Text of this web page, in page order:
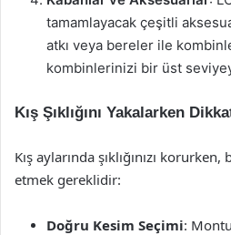
tamamlayacak çeşitli
atkı veya bereler ile
kombinlerinizi bir üst
Kış Şıklığını Yakalarken
Kış aylarında şıklığınızı
etmek gereklidir:
Doğru Kesim Seçimi: